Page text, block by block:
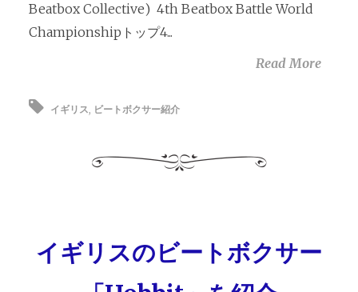
Beatbox Collective) 4th Beatbox Battle World
Championshipトップ4...
Read More
イギリス, ビートボクサー紹介
イギリスのビートボクサー